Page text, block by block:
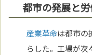
都市の発展と
産業革命は都市の
らした。工場が